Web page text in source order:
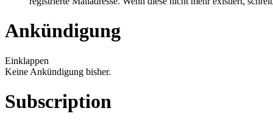
Ankündigung
Einklappen
Keine Ankündigung bisher.
Subscription